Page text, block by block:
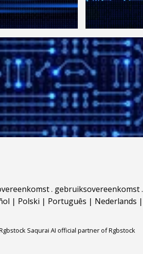
. gebruiksovereenkomst.
| Polski | Português | Nederlands |
Saqurai AI official partner of Rgbstock